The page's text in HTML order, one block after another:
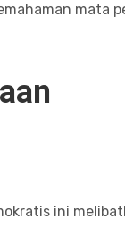
mata
ini